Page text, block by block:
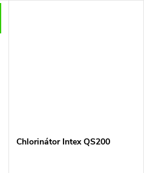
Chlorinátor Intex QS200